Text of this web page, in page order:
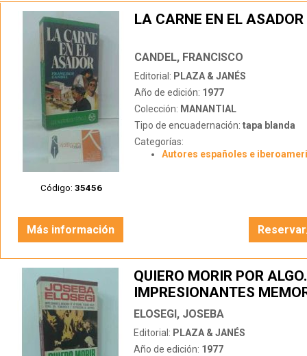
Código: 35456
LA CARNE EN EL ASADOR
CANDEL, FRANCISCO
Editorial: PLAZA & JANÉS
Año de edición: 1977
Colección: MANANTIAL
Tipo de encuadernación: tapa blanda
Categorías:
Autores españoles e
Más información
QUIERO MORIR POR ALGO.
IMPRESIONANTES
UN GUDARI, TESTIGO
EXCEPCIONAL DEL
DESTRUCCIÓN DE
ELOSEGI, JOSEBA
Editorial: PLAZA & JANÉS
Año de edición: 1977